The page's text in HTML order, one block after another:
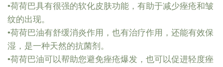
•荷荷巴具有很强的软化皮肤功能，有助于减少痤疮和皱
纹的出现。
•荷荷巴油有舒缓消炎作用，也有治疗作用，还能有效保
湿，是一种天然的抗菌剂。
•荷荷巴油可以帮助您避免痤疮爆发，也可以促进轻度痤